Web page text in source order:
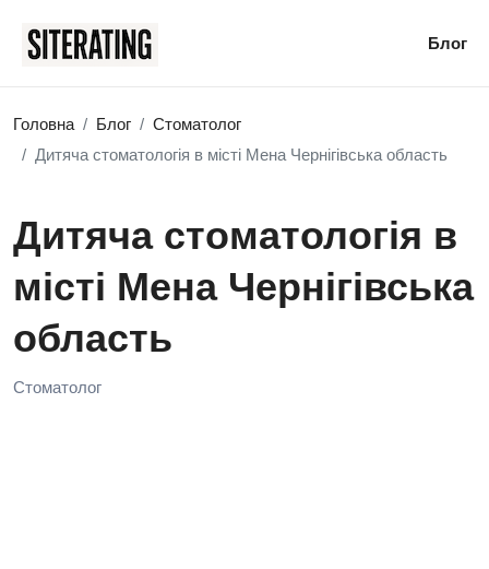
Блог
Головна Блог
Стоматолог
Дитяча стоматологія в місті Мена Чернігівська область
Дитяча стоматологія в
місті Мена Чернігівська
область
Стоматолог